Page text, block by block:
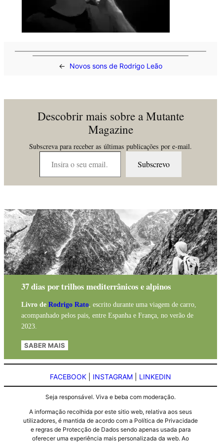
← Novos sons de Rodrigo Leão
Descobrir mais sobre a Mutante
Magazine
Subscreva para receber as últimas publicações por e-mail.
Insira o seu email…
Subscrevo
37 dias por trilhos mediterrânicos e alpinos
Livro de Rodrigo Rato, escrito durante uma viagem de carro,
acompanhado pelos pais, entre Espanha e França, no verão de
2023.
SABER MAIS
FACEBOOK INSTAGRAM LINKEDIN
Seja responsável. Viva e beba com moderação.
A informação recolhida por este sitio web, relativa aos seus
utilizadores, é mantida de acordo com a Política de Privacidade
e regras de Protecção de Dados sendo apenas usada para
oferecer uma experiência mais personalizada da web. Ao